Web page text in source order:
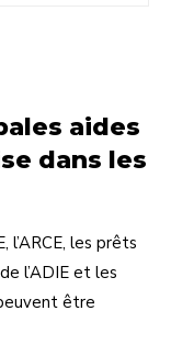
aides
dans les
l’ARCE, les prêts
l’ADIE et les
être